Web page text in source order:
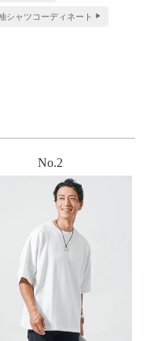
シャツコーディネート